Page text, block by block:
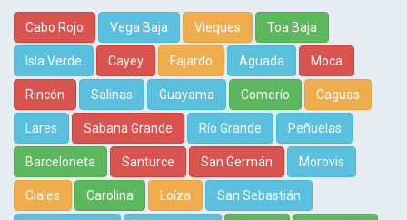
Cabo Rojo Vega Baja Vieques Toa Baja
Isla Verde Cayey Fajardo Aguada Moca
Rincón Salinas Guayama Comerío Caguas
Lares Sabana Grande Río Grande Peñuelas
Barceloneta Santurce San Germán Morovis
Ciales Carolina Loíza San Sebastián